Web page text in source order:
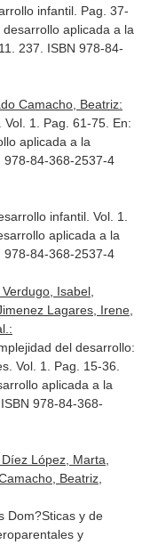
infantil. Pag. 37-
aplicada a la
237. ISBN 978-84-
Camacho, Beatriz:
1. Pag. 61-75. En:
aplicada a la
978-84-368-2537-4
infantil. Vol. 1.
aplicada a la
978-84-368-2537-4
Isabel,
Lagares, Irene,
del desarrollo:
Vol. 1. Pag. 15-36.
aplicada a la
978-84-368-
López, Marta,
Beatriz,
Dom?Sticas y de
y